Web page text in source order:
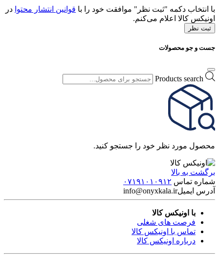
با انتخاب دکمه "ثبت نظر" موافقت خود را با قوانین انتشار محتوا در
اونیکس کالا اعلام می‌کنم.
ثبت نظر
جست و جو محصولات
Products search
محصول مورد نظر خود را جستجو کنید.
برگشت به بالا
شماره تماس ۰۷۱۹۱۰۱۰۹۱۲
آدرس ایمیلinfo@onyxkala.ir
با اونیکس کالا
فرصت های شغلی
تماس با اونیکس کالا
درباره اونیکس کالا